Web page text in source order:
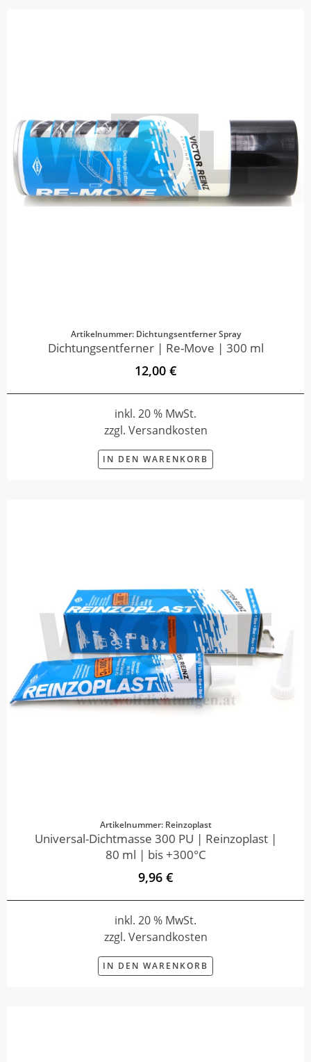
Artikelnummer: Dichtungsentferner Spray
Dichtungsentferner | Re-Move | 300 ml
12,00 €
inkl. 20 % MwSt.
zzgl. Versandkosten
IN DEN WARENKORB
Artikelnummer: Reinzoplast
Universal-Dichtmasse 300 PU | Reinzoplast |
80 ml | bis +300°C
9,96 €
inkl. 20 % MwSt.
zzgl. Versandkosten
IN DEN WARENKORB